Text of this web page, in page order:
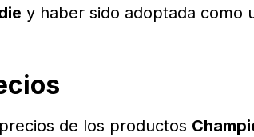
y haber sido adoptada como
de los productos